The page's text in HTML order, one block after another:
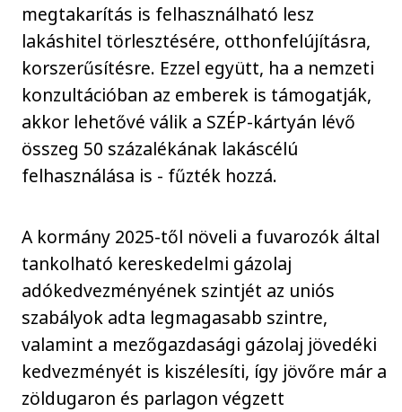
megtakarítás is felhasználható lesz
lakáshitel törlesztésére, otthonfelújításra,
korszerűsítésre. Ezzel együtt, ha a nemzeti
konzultációban az emberek is támogatják,
akkor lehetővé válik a SZÉP-kártyán lévő
összeg 50 százalékának lakáscélú
felhasználása is - fűzték hozzá.
A kormány 2025-től növeli a fuvarozók által
tankolható kereskedelmi gázolaj
adókedvezményének szintjét az uniós
szabályok adta legmagasabb szintre,
valamint a mezőgazdasági gázolaj jövedéki
kedvezményét is kiszélesíti, így jövőre már a
zöldugaron és parlagon végzett